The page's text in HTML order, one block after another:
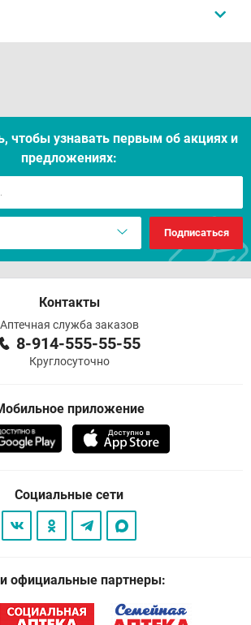
чтобы узнавать первым об акцияx и
предложениях:
Подписаться
Контакты
Аптечная служба заказов
8-914-555-55-55
Круглосуточно
приложение
Социальные сети
официальные партнеры: